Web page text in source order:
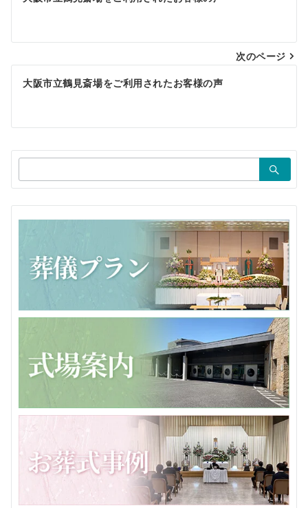
ナ
ビ
ゲ
シ
ョ
ン
次のページ
大阪市立鶴見斎場をご利用されたお客様の声
索：